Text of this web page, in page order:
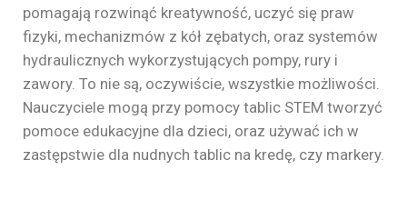
pomagają rozwinąć kreatywność, uczyć się praw
fizyki, mechanizmów z kół zębatych, oraz systemów
hydraulicznych wykorzystujących pompy, rury i
zawory. To nie są, oczywiście, wszystkie możliwości.
Nauczyciele mogą przy pomocy tablic STEM tworzyć
pomoce edukacyjne dla dzieci, oraz używać ich w
zastępstwie dla nudnych tablic na kredę, czy markery.